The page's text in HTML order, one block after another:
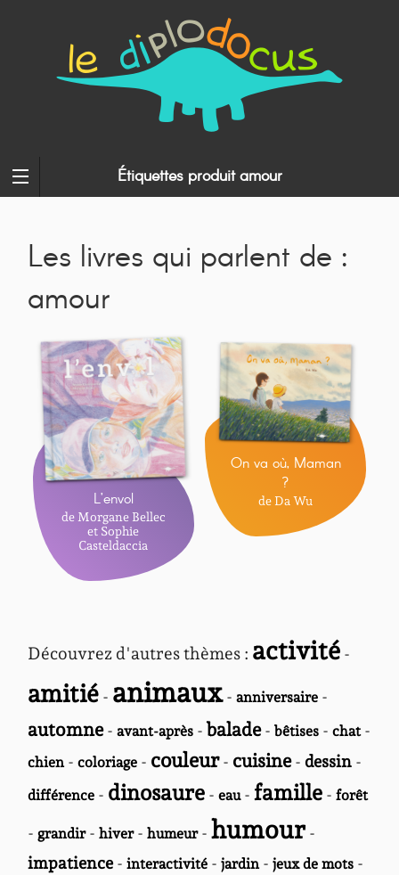
Étiquettes produit amour
Les livres qui parlent de :
amour
L’envol
de Morgane Bellec
et Sophie
Casteldaccia
On va où, Maman
?
de Da Wu
Découvrez d'autres thèmes : activité -
amitié - animaux- anniversaire -
automne- avant-après - balade- bêtises - chat-
chien- coloriage - couleur- cuisine- dessin -
différence - dinosaure - eau- famille - forêt
- grandir- hiver- humeur- humour-
impatience- interactivité - jardin- jeux de mots -